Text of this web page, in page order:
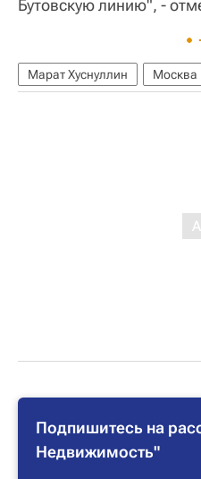
Бутовскую линию", -
Марат Хуснуллин Москва
Подпишитесь на
Недвижимость"